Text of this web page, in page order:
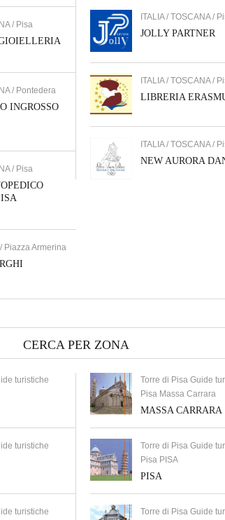
/ Pisa
/ Pontedera
INGROSSO
/ Pisa
/ Piazza Armerina
ITALIA / TOSCANA /
JOLLY PARTNER
ITALIA / TOSCANA /
LIBRERIA
ITALIA / TOSCANA /
NEW AURORA
CERCA PER ZONA
turistiche
turistiche
turistiche
Torre di Pisa Guide
Pisa Massa Carrara
MASSA CARRARA
Torre di Pisa Guide
Pisa PISA
PISA
Torre di Pisa Guide